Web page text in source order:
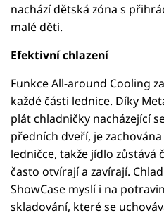
nachází dětská zóna s
malé děti.
Efektivní chlazení
Funkce All-around Cooling
každé části lednice. Díky
plát chladničky nacházející
předních dveří, je
ledničce, takže jídlo zůstává
často otvírají a zavírají.
ShowCase myslí i na
skladování, které se